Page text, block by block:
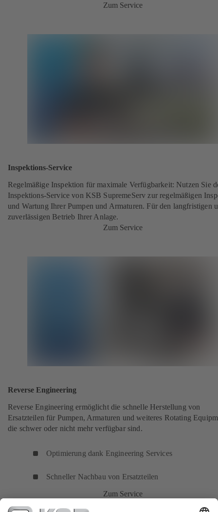
Zum Service
Inspektions-Service
Regelmäßige Inspektion für maximale Verfügbarkeit: Nutzen Sie
Inspektions-Service von KSB SupremeServ zur regelmäßigen
und Wartung Ihrer Pumpen und Armaturen. Für den langfristigen
zuverlässigen Betrieb Ihrer Anlage.
Zum Service
Reverse Engineering
Reverse Engineering ermöglicht die schnelle Herstellung von
Ersatzteilen für Pumpen, Armaturen und weiteres Rotating
die schwer oder nicht mehr verfügbar sind.
Optimierung dank Engineering Services
Schneller Nachbau von Ersatzteilen
Zum Service